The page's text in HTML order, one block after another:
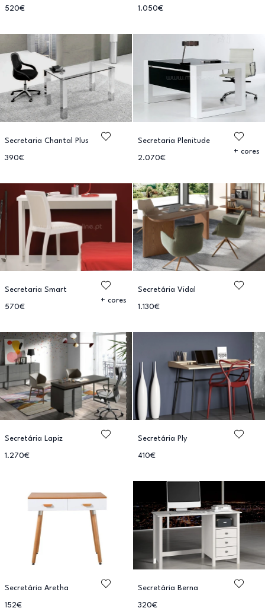
520€ 1.050€
Secretaria Chantal Plus
390€
Secretaria Plenitude
2.070€
+ cores
Secretaria Smart
570€
+ cores
Secretária Vidal
1.130€
Secretária Lapiz
1.270€
Secretária Ply
410€
Secretária Aretha
152€
Secretária Berna
320€